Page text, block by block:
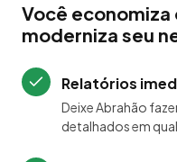
Você economiza
moderniza seu
Relatórios
Deixe Abrahão
detalhados em